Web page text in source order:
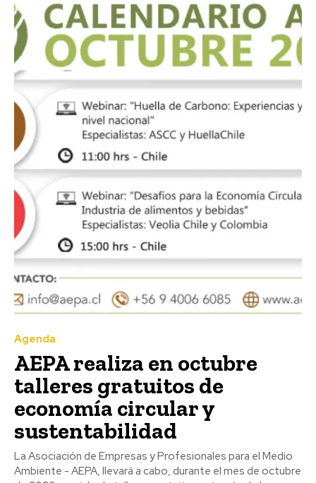
Agenda
AEPA realiza en octubre
talleres gratuitos de
economía circular y
sustentabilidad
La Asociación de Empresas y Profesionales para el Medio
Ambiente - AEPA, llevará a cabo, durante el mes de octubre